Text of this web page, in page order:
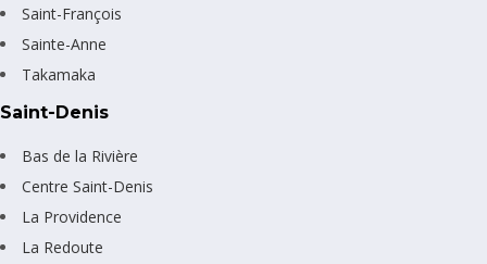
Saint-François
Sainte-Anne
Takamaka
Saint-Denis
Bas de la Rivière
Centre Saint-Denis
La Providence
La Redoute